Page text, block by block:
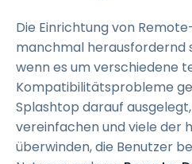
Die Einrichtung von
manchmal herausfordernd
wenn es um verschiedene
Kompatibilitätsprobleme
Splashtop darauf
vereinfachen und viele der
überwinden, die Benutzer